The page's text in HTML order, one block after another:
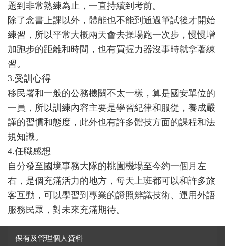
題到非常熟練為止，一直持續到考前。
除了念書上課以外，體能也不能到通過筆試後才開始
練習，所以平常大概兩天會去操場跑一次步，慢慢增
加跑步的距離和時間，也有買握力器沒事時就拿著練
習。
3.受訓心得
移民署和一般的公務機關不太一樣，算是國安單位的
一員，所以訓練內容主要是學習紀律和服從，養成嚴
謹的習慣和態度，此外也有許多體技方面的課程和法
規知識。
4.任職感想
自分發至國境事務大隊的桃園機場至今約一個月左
右，是個充滿活力的地方，每天上班都可以和許多旅
客互動，可以學習到專業的證照辨識技術、運用外語
服務民眾，對未來充滿期待。
保有及管理個人資料